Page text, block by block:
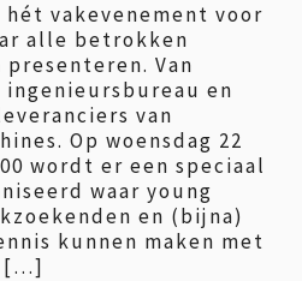
hét vakevenement voor
alle betrokken
Van
en
van
Op woensdag 22
wordt er een speciaal
waar young
en (bijna)
kunnen maken met
[…]